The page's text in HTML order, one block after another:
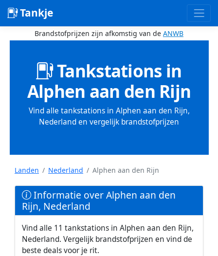
Tankje
Brandstofprijzen zijn afkomstig van de ANWB
Tankstations in
Alphen aan den Rijn
Vind alle tankstations in Alphen aan den Rijn,
Nederland en vergelijk brandstofprijzen
Landen Nederland Alphen aan den Rijn
Informatie over Alphen aan den
Rijn, Nederland
Vind alle 11 tankstations in Alphen aan den Rijn,
Nederland. Vergelijk brandstofprijzen en vind de
beste deals voor je rit.